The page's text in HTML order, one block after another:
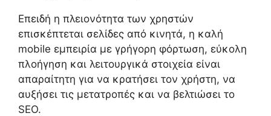
Επειδή η πλειονότητα των χρηστών
επισκέπτεται σελίδες από κινητά, η καλή
mobile εμπειρία με γρήγορη φόρτωση, εύκολη
πλοήγηση και λειτουργικά στοιχεία είναι
απαραίτητη για να κρατήσει τον χρήστη, να
αυξήσει τις μετατροπές και να βελτιώσει το
SEO.